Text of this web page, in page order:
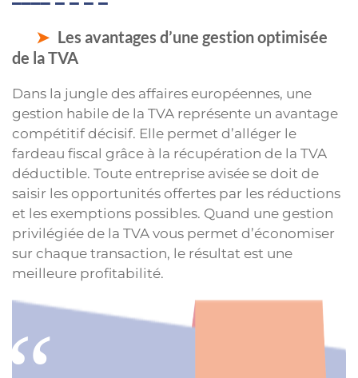
Les avantages d’une gestion optimisée
de la TVA
Dans la jungle des affaires européennes, une
gestion habile de la TVA représente un avantage
compétitif décisif. Elle permet d’alléger le
fardeau fiscal grâce à la récupération de la TVA
déductible. Toute entreprise avisée se doit de
saisir les opportunités offertes par les réductions
et les exemptions possibles. Quand une gestion
privilégiée de la TVA vous permet d’économiser
sur chaque transaction, le résultat est une
meilleure profitabilité.